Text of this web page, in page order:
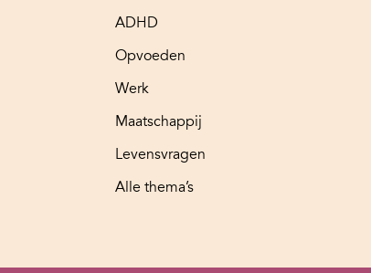
ADHD
Opvoeden
Werk
Maatschappij
Levensvragen
Alle thema’s